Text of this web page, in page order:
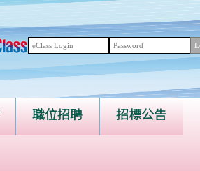
職位招聘 招標公告